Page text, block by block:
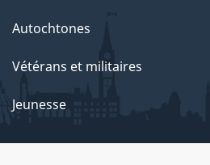
Autochtones
Vétérans et militaires
Jeunesse